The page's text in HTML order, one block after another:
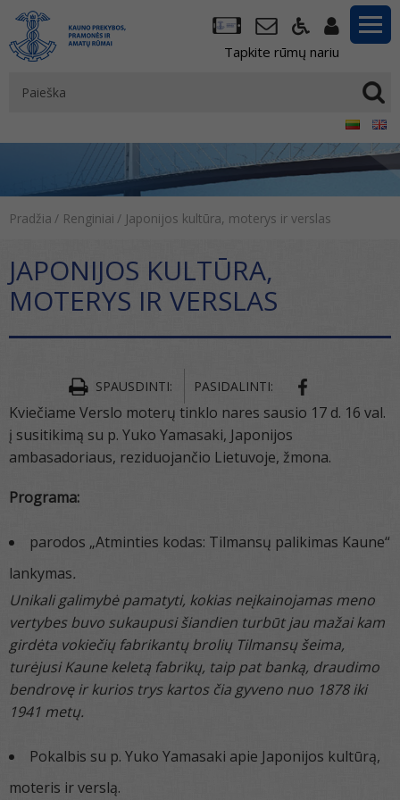
Tapkite rūmų nariu
Pradžia / Renginiai / Japonijos kultūra, moterys ir verslas
JAPONIJOS KULTŪRA,
MOTERYS IR VERSLAS
SPAUSDINTI: PASIDALINTI:
Kviečiame Verslo moterų tinklo nares sausio 17 d. 16 val.
į susitikimą su p. Yuko Yamasaki, Japonijos
ambasadoriaus, reziduojančio Lietuvoje, žmona.
Programa:
parodos „Atminties kodas: Tilmansų palikimas Kaune“
lankymas.
Unikali galimybė pamatyti, kokias neįkainojamas meno
vertybes buvo sukaupusi šiandien turbūt jau mažai kam
girdėta vokiečių fabrikantų brolių Tilmansų šeima,
turėjusi Kaune keletą fabrikų, taip pat banką, draudimo
bendrovę ir kurios trys kartos čia gyveno nuo 1878 iki
1941 metų.
Pokalbis su p. Yuko Yamasaki apie Japonijos kultūrą,
moteris ir verslą.